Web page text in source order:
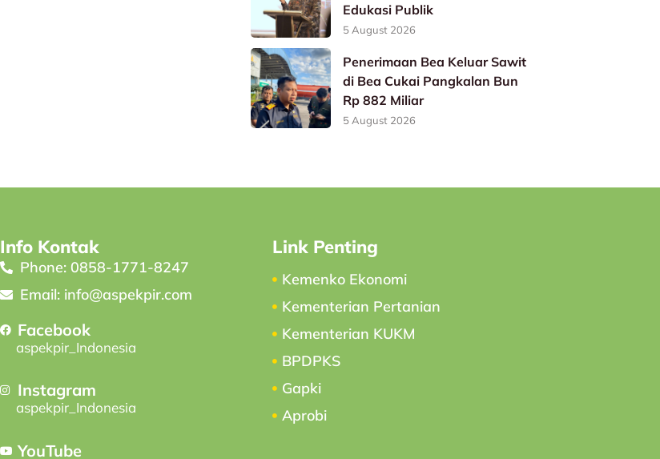
Edukasi Publik
5 August 2026
Penerimaan Bea Keluar Sawit
di Bea Cukai Pangkalan Bun
Rp 882 Miliar
5 August 2026
Info Kontak
Phone: 0858-1771-8247
Email: info@aspekpir.com
Facebook
aspekpir_Indonesia
Instagram
aspekpir_Indonesia
YouTube
Link Penting
Kemenko Ekonomi
Kementerian Pertanian
Kementerian KUKM
BPDPKS
Gapki
Aprobi